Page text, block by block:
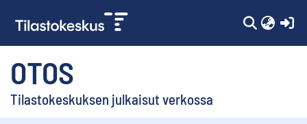
OTOS
Tilastokeskuksen julkaisut verkossa